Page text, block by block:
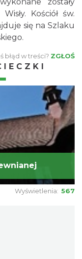
Kościół św.
się na Szlaku
błąd w treści? ZGŁOŚ
Wyświetlenia: 567